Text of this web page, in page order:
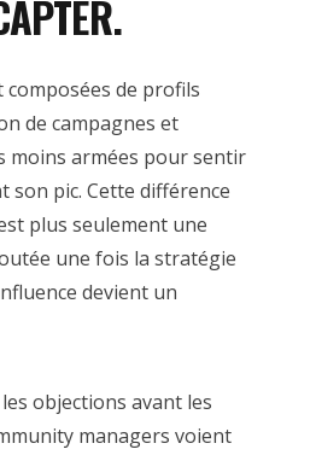
composées de profils
de campagnes et
moins armées pour sentir
son pic. Cette différence
plus seulement une
une fois la stratégie
devient un
objections avant les
managers voient